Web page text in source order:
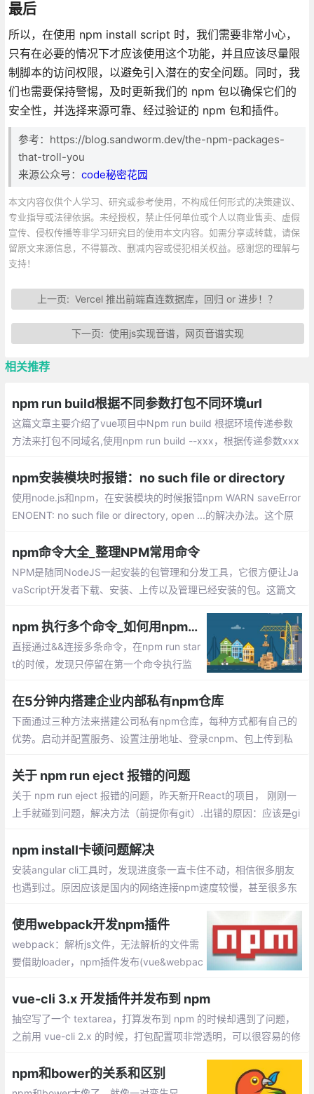
最后
所以，在使用 npm install script 时，我们需要非常小心，
只有在必要的情况下才应该使用这个功能，并且应该尽量限
制脚本的访问权限，以避免引入潜在的安全问题。同时，我
们也需要保持警惕，及时更新我们的 npm 包以确保它们的
安全性，并选择来源可靠、经过验证的 npm 包和插件。
参考：https://blog.sandworm.dev/the-npm-packages-
that-troll-you
来源公众号： code秘密花园
本文内容仅供个人学习、研究或参考使用，不构成任何形式的决策建议、
专业指导或法律依据。未经授权，禁止任何单位或个人以商业售卖、虚假
宣传、侵权传播等非学习研究目的使用本文内容。如需分享或转载，请保
留原文来源信息，不得篡改、删减内容或侵犯相关权益。感谢您的理解与
支持！
上一页:Vercel 推出前端直连数据库，回归 or 进步！？
下一页: 使用js实现音谱，网页音谱实现
相关推荐
npm run build根据不同参数打包不同环境url
这篇文章主要介绍了vue项目中Npm run build 根据环境传递参数
方法来打包不同域名,使用npm run build --xxx，根据传递参数xxx
下：config文件夹下dev.env.js中修改代码、prod.env.js中修改代
码 HOST为截取到的参数
npm安装模块时报错：no such file or directory
使用node.js和npm，在安装模块的时候报错npm WARN saveError
ENOENT: no such file or directory, open ...的解决办法。这个原
需要package.json才能npm install。 可以npm init初始化生成一个
package.json。
npm命令大全_整理NPM常用命令
NPM是随同NodeJS一起安装的包管理和分发工具，它很方便让Ja
vaScript开发者下载、安装、上传以及管理已经安装的包。这篇文
npm 执行多个命令_如何用npm同时执行多条监听命令
直接通过&&连接多条命令，在npm run star
t的时候，发现只停留在第一个命令执行监
多个窗口分别执行多条命令，那么有没有办
法实现一条npm命令执行多条监听呢？
在5分钟内搭建企业内部私有npm仓库
下面通过三种方法来搭建公司私有npm仓库，每种方式都有自己的
优势。启动并配置服务、设置注册地址、登录cnpm、包上传到私
关于 npm run eject 报错的问题
关于 npm run eject 报错的问题，昨天新开React的项目， 刚刚一
上手就碰到问题，解决方法（前提你有git）.出错的原因：应该是gi
npm install卡顿问题解决
安装angular cli工具时，发现进度条一直卡住不动，相信很多朋友
也遇到过。原因应该是国内的网络连接npm速度较慢，甚至很多东
使用webpack开发npm插件
webpack：解析js文件，无法解析的文件需
要借助loader，npm插件发布(vue&webpac
建.vue文件 =>插件界面及功能，index.js =>
入口文件
vue-cli 3.x 开发插件并发布到 npm
抽空写了一个 textarea，打算发布到 npm 的时候却遇到了问题，
之前用 vue-cli 2.x 的时候，打包配置项非常透明，可以很容易的修
npm和bower的关系和区别